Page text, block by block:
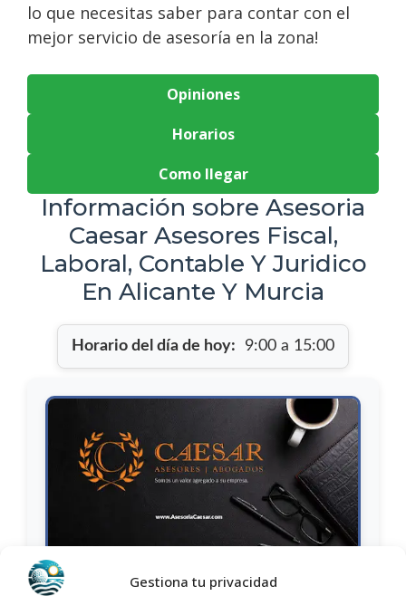
Gestiona tu privacidad
lo que necesitas saber para contar con el
mejor servicio de asesoría en la zona!
Opiniones
Horarios
Como llegar
Información sobre Asesoria
Caesar Asesores Fiscal,
Laboral, Contable Y Juridico
En Alicante Y Murcia
Horario del día de hoy: 9:00 a 15:00
Nombre:
Asesoria Caesar Asesores Fiscal, Laboral,